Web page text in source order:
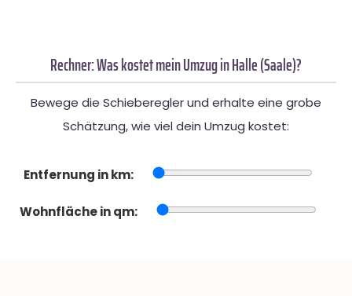
Rechner: Was kostet mein Umzug in Halle (Saale)?
Bewege die Schieberegler und erhalte eine grobe
Schätzung, wie viel dein Umzug kostet:
Entfernung in km:
Wohnfläche in qm: